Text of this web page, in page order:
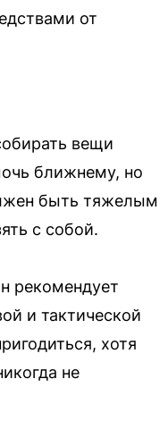
от
вещи
ближнему, но
быть тяжелым
с собой.
рекомендует
и тактической
хотя
не